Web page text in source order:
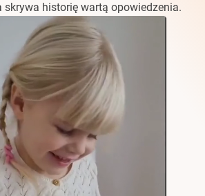
skrywa historię wartą opowiedzenia.